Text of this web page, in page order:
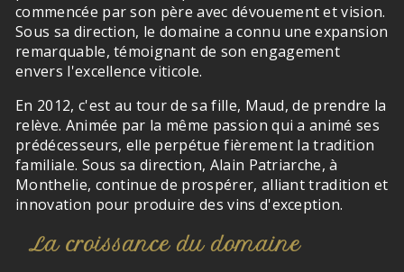
commencée par son père avec dévouement et vision.
Sous sa direction, le domaine a connu une expansion
remarquable, témoignant de son engagement
envers l'excellence viticole.
En 2012, c'est au tour de sa fille, Maud, de prendre la
relève. Animée par la même passion qui a animé ses
prédécesseurs, elle perpétue fièrement la tradition
familiale. Sous sa direction, Alain Patriarche, à
Monthelie, continue de prospérer, alliant tradition et
innovation pour produire des vins d'exception.
La croissance du domaine